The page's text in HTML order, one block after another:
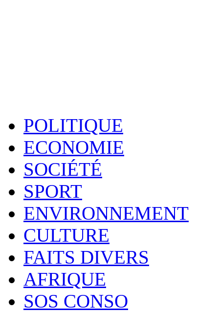
POLITIQUE
ECONOMIE
SOCIÉTÉ
SPORT
ENVIRONNEMENT
CULTURE
FAITS DIVERS
AFRIQUE
SOS CONSO